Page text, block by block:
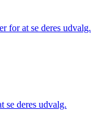
for at se deres udvalg.
se deres udvalg.